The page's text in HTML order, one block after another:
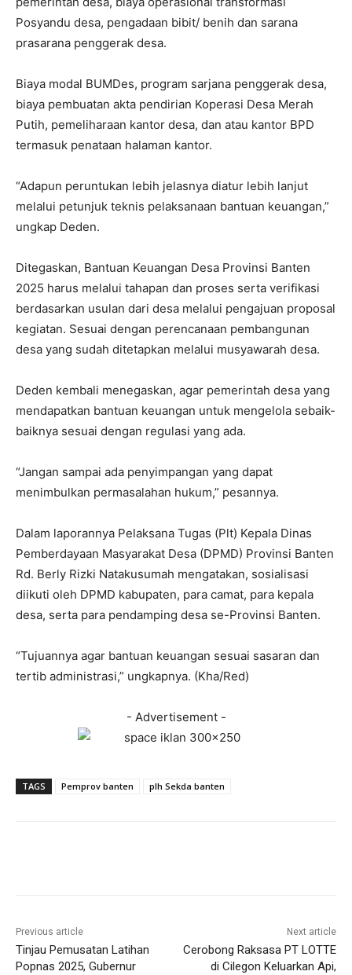
Posyandu desa, pengadaan bibit/ benih dan sarana
prasarana penggerak desa.
Biaya modal BUMDes, program sarjana penggerak desa,
biaya pembuatan akta pendirian Koperasi Desa Merah
Putih, pemeliharaan kantor desa, dan atau kantor BPD
termasuk penataan halaman kantor.
“Adapun peruntukan lebih jelasnya diatur lebih lanjut
melalui petunjuk teknis pelaksanaan bantuan keuangan,”
ungkap Deden.
Ditegaskan, Bantuan Keuangan Desa Provinsi Banten
2025 harus melalui tahapan dan proses serta verifikasi
berdasarkan usulan dari desa melalui pengajuan proposal
kegiatan. Sesuai dengan perencanaan pembangunan
desa yang sudah ditetapkan melalui musyawarah desa.
Deden kembali menegaskan, agar pemerintah desa yang
mendapatkan bantuan keuangan untuk mengelola sebaik-
baiknya sesuai dengan regulasi yang ada.
“Jangan sampai ada penyimpangan yang dapat
menimbulkan permasalahan hukum,” pesannya.
Dalam laporannya Pelaksana Tugas (Plt) Kepala Dinas
Pemberdayaan Masyarakat Desa (DPMD) Provinsi Banten
Rd. Berly Rizki Natakusumah mengatakan, sosialisasi
diikuti oleh DPMD kabupaten, para camat, para kepala
desa, serta para pendamping desa se-Provinsi Banten.
“Tujuannya agar bantuan keuangan sesuai sasaran dan
tertib administrasi,” ungkapnya. (Kha/Red)
- Advertisement -
TAGS Pemprov banten plh Sekda banten
Previous article
Tinjau Pemusatan Latihan
Popnas 2025, Gubernur
Next article
Cerobong Raksasa PT LOTTE
di Cilegon Keluarkan Api,